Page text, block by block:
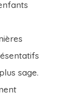
sage.